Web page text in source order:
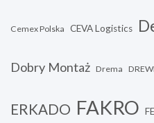
Cemex Polska CEVA Logistics
Dobry Montaż Drema
ERKADO FAKRO